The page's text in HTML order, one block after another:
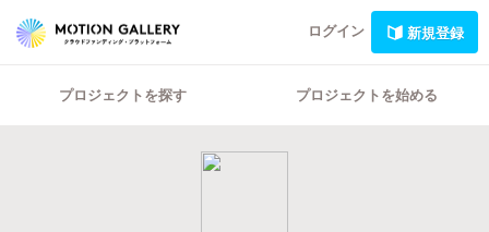
ログイン 新規登録
プロジェクトを探す プロジェクトを始める